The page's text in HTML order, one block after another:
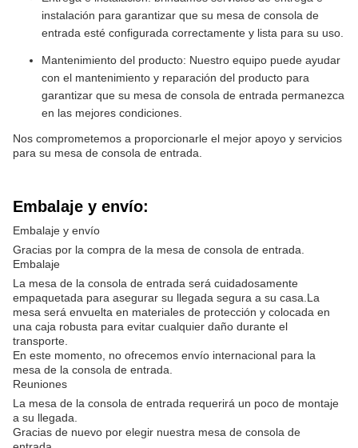
instalación para garantizar que su mesa de consola de
entrada esté configurada correctamente y lista para su uso.
Mantenimiento del producto: Nuestro equipo puede ayudar
con el mantenimiento y reparación del producto para
garantizar que su mesa de consola de entrada permanezca
en las mejores condiciones.
Nos comprometemos a proporcionarle el mejor apoyo y servicios
para su mesa de consola de entrada.
Embalaje y envío:
Embalaje y envío
Gracias por la compra de la mesa de consola de entrada.
Embalaje
La mesa de la consola de entrada será cuidadosamente
empaquetada para asegurar su llegada segura a su casa.La
mesa será envuelta en materiales de protección y colocada en
una caja robusta para evitar cualquier daño durante el
transporte.
En este momento, no ofrecemos envío internacional para la
mesa de la consola de entrada.
Reuniones
La mesa de la consola de entrada requerirá un poco de montaje
a su llegada.
Gracias de nuevo por elegir nuestra mesa de consola de